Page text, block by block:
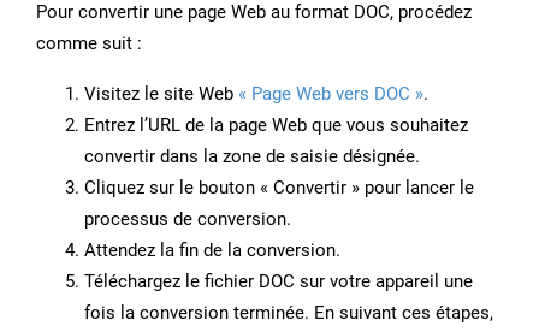
Pour convertir une page Web au format DOC, procédez
comme suit :
Visitez le site Web « Page Web vers DOC ».
Entrez l’URL de la page Web que vous souhaitez
convertir dans la zone de saisie désignée.
Cliquez sur le bouton « Convertir » pour lancer le
processus de conversion.
Attendez la fin de la conversion.
Téléchargez le fichier DOC sur votre appareil une
fois la conversion terminée. En suivant ces étapes,